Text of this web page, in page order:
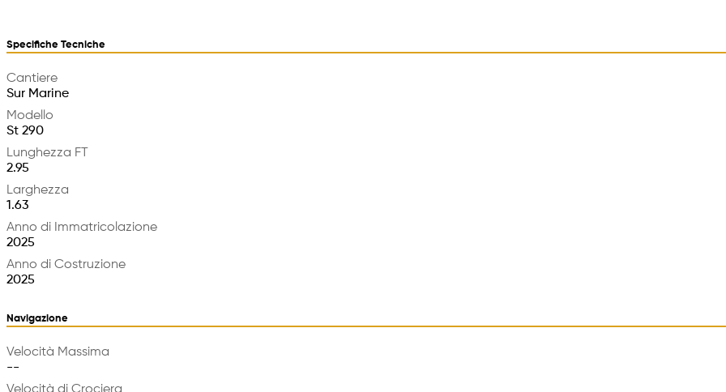
Specifiche Tecniche
Cantiere
Sur Marine
Modello
St 290
Lunghezza FT
2.95
Larghezza
1.63
Anno di Immatricolazione
2025
Anno di Costruzione
2025
Navigazione
Velocità Massima
--